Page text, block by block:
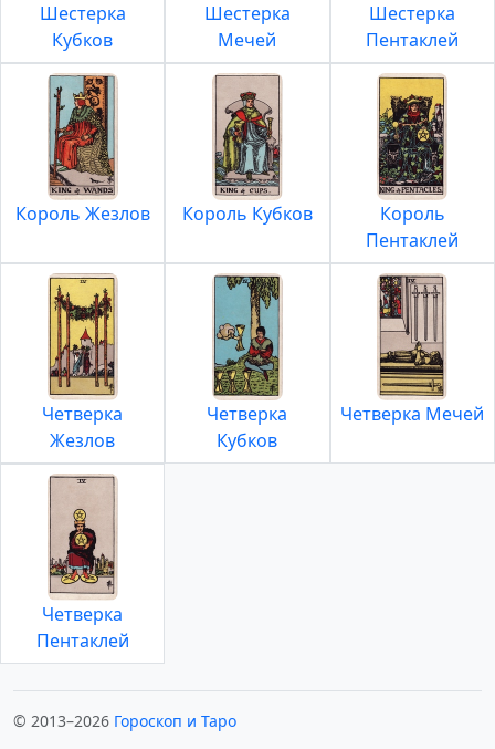
Шестерка
Кубков
Шестерка
Мечей
Шестерка
Пентаклей
Король Жезлов Король Кубков
Король
Пентаклей
Четверка
Жезлов
Четверка
Кубков
Четверка Мечей
Четверка
Пентаклей
© 2013–2026 Гороскоп и Таро